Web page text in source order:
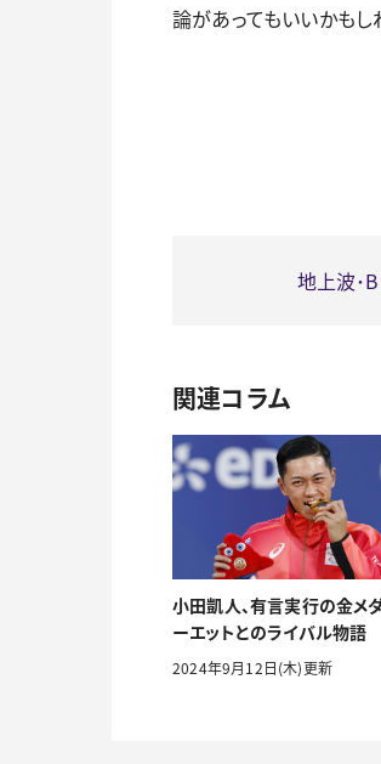
論があってもいいかもし
地上波･
関連コラム
小田凱人、有言実行の金メ
ーエットとのライバル物語
2024年9月12日(木)更新